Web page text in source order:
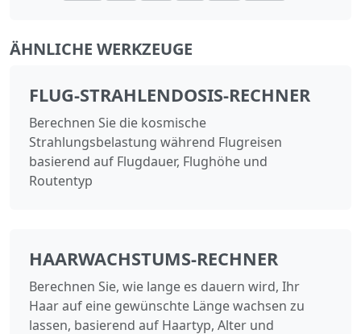
ÄHNLICHE WERKZEUGE
FLUG-STRAHLENDOSIS-RECHNER
Berechnen Sie die kosmische
Strahlungsbelastung während Flugreisen
basierend auf Flugdauer, Flughöhe und
Routentyp
HAARWACHSTUMS-RECHNER
Berechnen Sie, wie lange es dauern wird, Ihr
Haar auf eine gewünschte Länge wachsen zu
lassen, basierend auf Haartyp, Alter und